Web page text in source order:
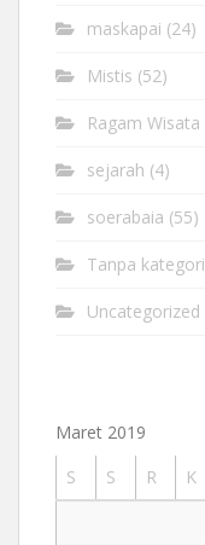
maskapai (24)
Mistis (52)
Ragam Wisata
sejarah (4)
soerabaia (55)
Tanpa kategori
Uncategorized
Maret 2019
S
S R K